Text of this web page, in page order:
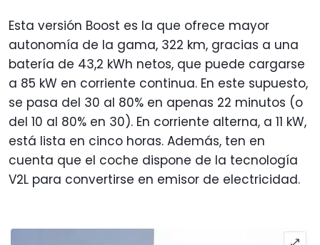
Esta versión Boost es la que ofrece mayor
autonomía de la gama, 322 km, gracias a una
batería de 43,2 kWh netos, que puede cargarse
a 85 kW en corriente continua. En este supuesto,
se pasa del 30 al 80% en apenas 22 minutos (o
del 10 al 80% en 30). En corriente alterna, a 11 kW,
está lista en cinco horas. Además, ten en
cuenta que el coche dispone de la tecnología
V2L para convertirse en emisor de electricidad.